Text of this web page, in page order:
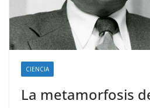
CIENCIA
La metamorfosis